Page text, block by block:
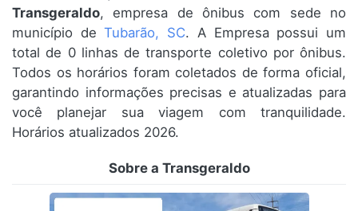
Rio de Janeiro
Espírito Santo
Paraná
Santa Catarina
Rio Grande do Sul
Transgeraldo, empresa de ônibus com sede no
município deTubarão, SC. A Empresa possui um
total de 0 linhas de transporte coletivo por ônibus.
Todos os horários foram coletados de forma oficial,
garantindo informações precisas e atualizadas para
você planejar sua viagem com tranquilidade.
Horários atualizados 2026.
Sobre a Transgeraldo